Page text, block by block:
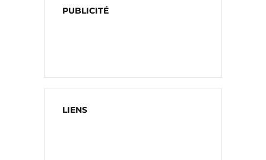
PUBLICITÉ
LIENS